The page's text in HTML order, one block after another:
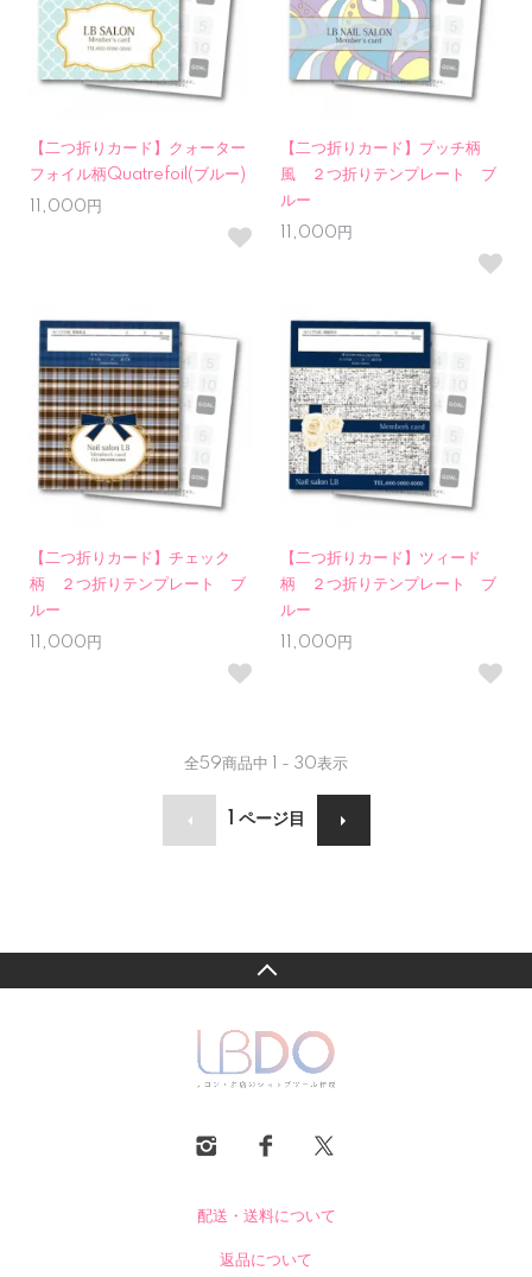
【二つ折りカード】クォーター
フォイル柄Quatrefoil(ブルー)
11,000円
【二つ折りカード】プッチ柄
風 ２つ折りテンプレート ブ
ルー
11,000円
【二つ折りカード】チェック
柄 ２つ折りテンプレート ブ
ルー
11,000円
【二つ折りカード】ツィード
柄 ２つ折りテンプレート ブ
ルー
11,000円
全59商品中 1 - 30表示
ページ目
配送・送料について
返品について